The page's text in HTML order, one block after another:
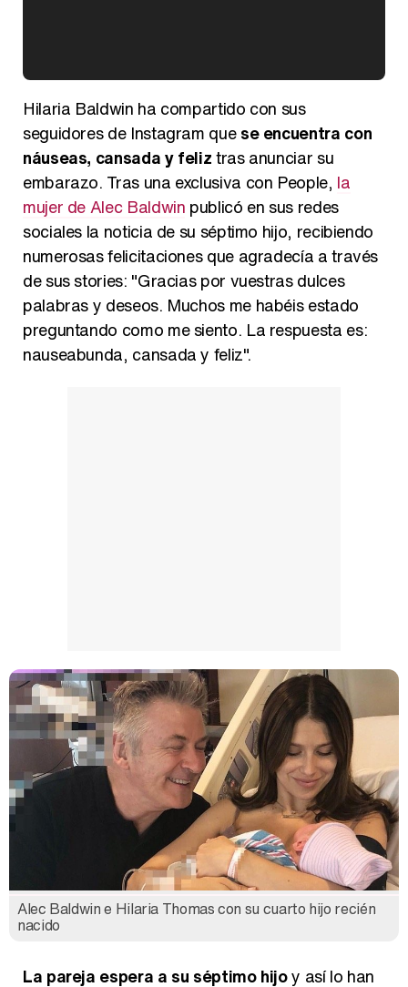
Hilaria Baldwin ha compartido con sus
seguidores de Instagram quese encuentra con
náuseas, cansada y feliztras anunciar su
embarazo. Tras una exclusiva con People, la
mujer de Alec Baldwin publicó en sus redes
sociales la noticia de su séptimo hijo, recibiendo
numerosas felicitaciones que agradecía a través
de sus stories: "Gracias por vuestras dulces
palabras y deseos. Muchos me habéis estado
preguntando como me siento. La respuesta es:
nauseabunda, cansada y feliz".
Alec Baldwin e Hilaria Thomas con su cuarto hijo recién
nacido
La pareja espera a su séptimo hijoy así lo han